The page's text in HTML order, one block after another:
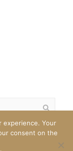
experience. Your
consent on the